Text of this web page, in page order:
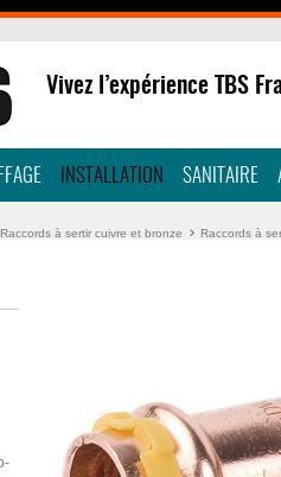
Vivez l’expérience TBS
INSTALLATION SANITAIRE
Raccords à sertir cuivre et bronze Raccords à